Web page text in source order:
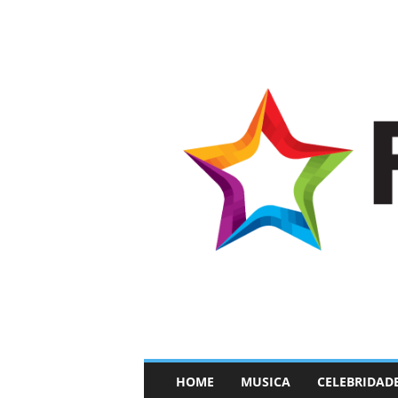
HOME MUSICA